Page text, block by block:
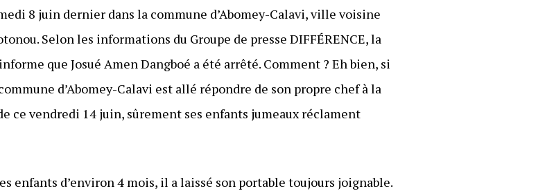
8 juin dernier dans la commune d’Abomey-Calavi, ville voisine
Selon les informations du Groupe de presse DIFFÉRENCE, la
que Josué Amen Dangboé a été arrêté. Comment ? Eh bien, si
d’Abomey-Calavi est allé répondre de son propre chef à la
ce vendredi 14 juin, sûrement ses enfants jumeaux réclament
enfants d’environ 4 mois, il a laissé son portable toujours joignable.